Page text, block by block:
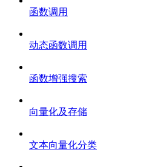
函数调用
动态函数调用
函数增强搜索
向量化及存储
文本向量化分类